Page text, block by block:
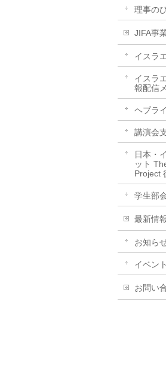
理事の
JIFA事
イスラ
イスラ
報配信
ヘブラ
講演会
日本・
ット
Project
学生部
最新情
お知ら
イベント
お問い